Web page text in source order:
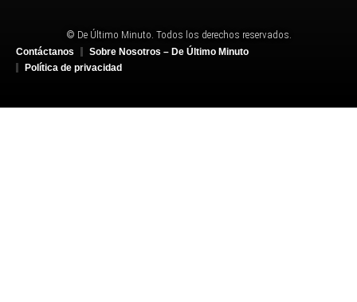
© De Último Minuto. Todos los derechos reservados.
Contáctanos
Sobre Nosotros – De Último Minuto
Política de privacidad